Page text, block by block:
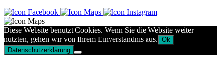
Diese Website benutzt Cookies. Wenn Sie die Website weiter
nutzten, gehen wir von Ihrem Einverständnis aus. Ok
Datenschutzerklärung